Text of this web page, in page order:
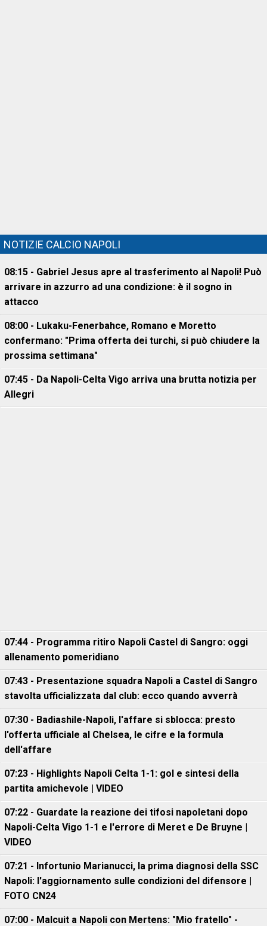
NOTIZIE CALCIO NAPOLI
08:15 - Gabriel Jesus apre al trasferimento al Napoli! Può
arrivare in azzurro ad una condizione: è il sogno in
attacco
08:00 - Lukaku-Fenerbahce, Romano e Moretto
confermano: "Prima offerta dei turchi, si può chiudere la
prossima settimana"
07:45 - Da Napoli-Celta Vigo arriva una brutta notizia per
Allegri
07:44 - Programma ritiro Napoli Castel di Sangro: oggi
allenamento pomeridiano
07:43 - Presentazione squadra Napoli a Castel di Sangro
stavolta ufficializzata dal club: ecco quando avverrà
07:30 - Badiashile-Napoli, l'affare si sblocca: presto
l'offerta ufficiale al Chelsea, le cifre e la formula
dell'affare
07:23 - Highlights Napoli Celta 1-1: gol e sintesi della
partita amichevole | VIDEO
07:22 - Guardate la reazione dei tifosi napoletani dopo
Napoli-Celta Vigo 1-1 e l'errore di Meret e De Bruyne |
VIDEO
07:21 - Infortunio Marianucci, la prima diagnosi della SSC
Napoli: l'aggiornamento sulle condizioni del difensore |
FOTO CN24
07:00 - Malcuit a Napoli con Mertens: "Mio fratello" -